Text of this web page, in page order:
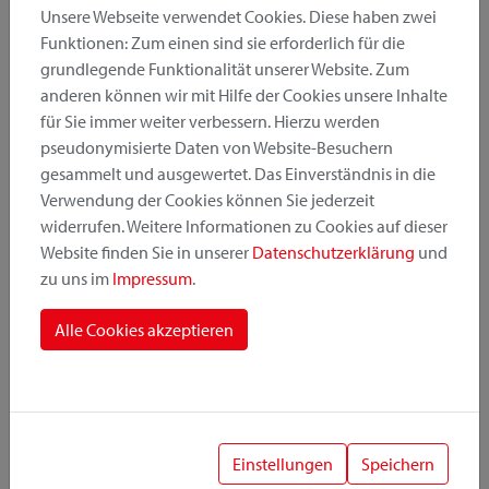
Produktkategorie
Montageposition
Befestigungssystem
Unsere Webseite verwendet Cookies. Diese haben zwei
Funktionen: Zum einen sind sie erforderlich für die
grundlegende Funktionalität unserer Website. Zum
anderen können wir mit Hilfe der Cookies unsere Inhalte
für Sie immer weiter verbessern. Hierzu werden
pseudonymisierte Daten von Website-Besuchern
gesammelt und ausgewertet. Das Einverständnis in die
Verwendung der Cookies können Sie jederzeit
widerrufen. Weitere Informationen zu Cookies auf dieser
Website finden Sie in unserer Datenschutzerklärung und
zu uns im Impressum.
Alle Cookies akzeptieren
Einstellungen Speichern